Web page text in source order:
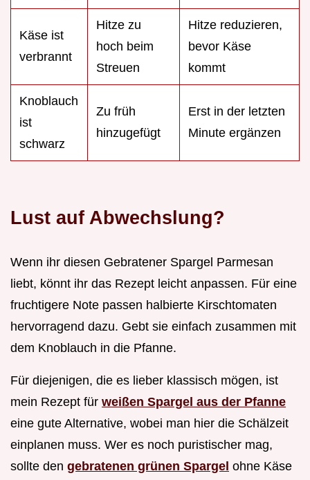
Käse ist
verbrannt
Hitze zu
hoch beim
Streuen
Hitze reduzieren,
bevor Käse
kommt
Knoblauch
ist
schwarz
Zu früh
hinzugefügt
Erst in der letzten
Minute ergänzen
Lust auf Abwechslung?
Wenn ihr diesen Gebratener Spargel Parmesan
liebt, könnt ihr das Rezept leicht anpassen. Für eine
fruchtigere Note passen halbierte Kirschtomaten
hervorragend dazu. Gebt sie einfach zusammen mit
dem Knoblauch in die Pfanne.
Für diejenigen, die es lieber klassisch mögen, ist
mein Rezept für weißen Spargel aus der Pfanne
eine gute Alternative, wobei man hier die Schälzeit
einplanen muss. Wer es noch puristischer mag,
sollte den gebratenen grünen Spargel ohne Käse